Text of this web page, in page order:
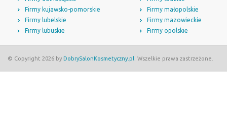
Firmy kujawsko-pomorskie
Firmy lubelskie
Firmy lubuskie
Firmy małopolskie
Firmy mazowieckie
Firmy opolskie
© Copyright 2026 by DobrySalonKosmetyczny.pl . Wszelkie prawa zastrzeżone.